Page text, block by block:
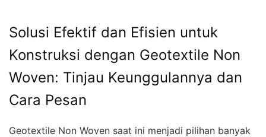
Solusi Efektif dan Efisien untuk
Konstruksi dengan Geotextile Non
Woven: Tinjau Keunggulannya dan
Cara Pesan
Geotextile Non Woven saat ini menjadi pilihan banyak